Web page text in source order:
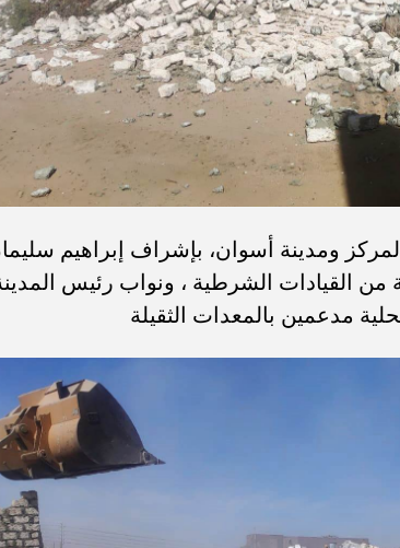
2950 م2 ،بمشاركة من القيادات الشرطية ، ونواب رئيس
مدعمين بالمعدات الثقيلة